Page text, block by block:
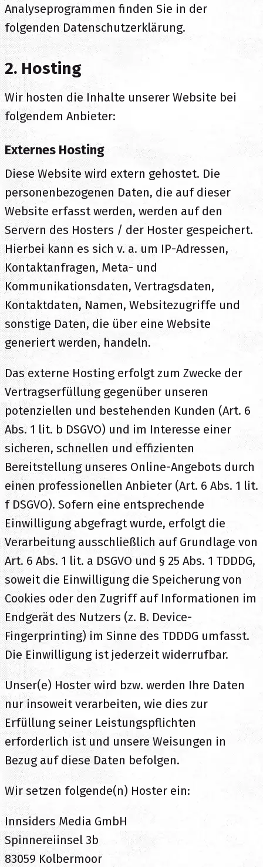
Analyseprogrammen finden Sie in der
folgenden Datenschutzerklärung.
2. Hosting
Wir hosten die Inhalte unserer Website bei
folgendem Anbieter:
Externes Hosting
Diese Website wird extern gehostet. Die
personenbezogenen Daten, die auf dieser
Website erfasst werden, werden auf den
Servern des Hosters / der Hoster gespeichert.
Hierbei kann es sich v. a. um IP-Adressen,
Kontaktanfragen, Meta- und
Kommunikationsdaten, Vertragsdaten,
Kontaktdaten, Namen, Websitezugriffe und
sonstige Daten, die über eine Website
generiert werden, handeln.
Das externe Hosting erfolgt zum Zwecke der
Vertragserfüllung gegenüber unseren
potenziellen und bestehenden Kunden (Art. 6
Abs. 1 lit. b DSGVO) und im Interesse einer
sicheren, schnellen und effizienten
Bereitstellung unseres Online-Angebots durch
einen professionellen Anbieter (Art. 6 Abs. 1 lit.
f DSGVO). Sofern eine entsprechende
Einwilligung abgefragt wurde, erfolgt die
Verarbeitung ausschließlich auf Grundlage von
Art. 6 Abs. 1 lit. a DSGVO und § 25 Abs. 1 TDDDG,
soweit die Einwilligung die Speicherung von
Cookies oder den Zugriff auf Informationen im
Endgerät des Nutzers (z. B. Device-
Fingerprinting) im Sinne des TDDDG umfasst.
Die Einwilligung ist jederzeit widerrufbar.
Unser(e) Hoster wird bzw. werden Ihre Daten
nur insoweit verarbeiten, wie dies zur
Erfüllung seiner Leistungspflichten
erforderlich ist und unsere Weisungen in
Bezug auf diese Daten befolgen.
Wir setzen folgende(n) Hoster ein:
Innsiders Media GmbH
Spinnereiinsel 3b
83059 Kolbermoor